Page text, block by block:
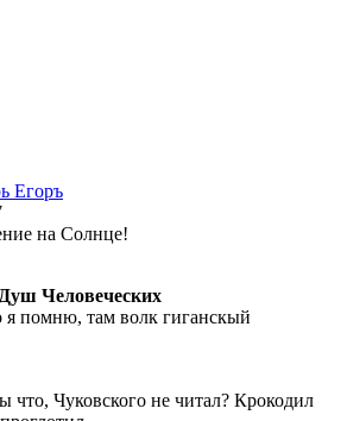
Егоръ
на Солнце!
Человеческих
я помню, там волк гиганскый
что, Чуковского не читал? Крокодил